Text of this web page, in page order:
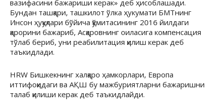
вазифасини бажариши керак» деб ҳисоблашади.
Бундан ташқари, ташкилот ўлка ҳукумати БМТнинг
Инсон ҳуқуқлари бўйича қўмитасининг 2016 йилдаги
қарорини бажариб, Асқаровнинг оиласига компенсация
тўлаб бериб, уни реабилитация қилиш керак деб
таъкидлади.
HRW Бишкекнинг халқаро ҳамкорлари, Европа
иттифоқидаги ва АҚШ бу мажбуриятларни бажаришни
талаб қилиши керак деб таъкидлайди.